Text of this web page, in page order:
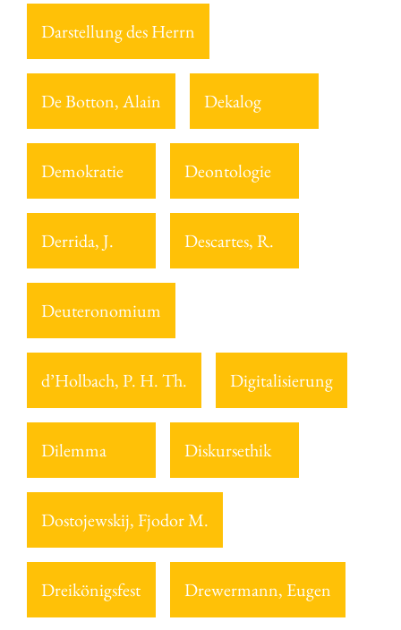
Darstellung des Herrn
De Botton, Alain Dekalog
Demokratie Deontologie
Derrida, J. Descartes, R.
Deuteronomium
d’Holbach, P. H. Th. Digitalisierung
Dilemma Diskursethik
Dostojewskij, Fjodor M.
Dreikönigsfest Drewermann, Eugen